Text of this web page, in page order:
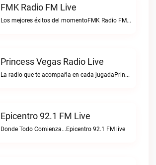
FMK Radio FM Live
Los mejores éxitos del momentoFMK Radio FM live
Princess Vegas Radio Live
La radio que te acompaña en cada jugadaPrincess Vegas Radio live
Epicentro 92.1 FM Live
Donde Todo Comienza...Epicentro 92.1 FM live